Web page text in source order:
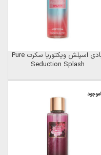
بادی اسپلش ویکتوریا سکرت Pure
Seduction Splash